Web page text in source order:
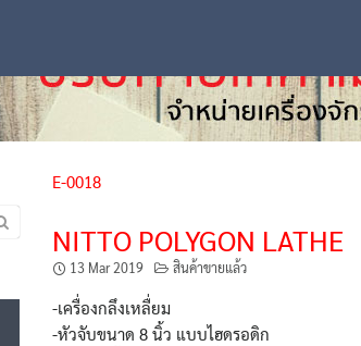
E-0018
NITTO POLYGON LATHE
13 Mar 2019 สินค้าขายแล้ว
-เครื่องกลึงเหลื่ยม
-หัวจับขนาด 8 นิ้ว แบบไฮดรอดิก